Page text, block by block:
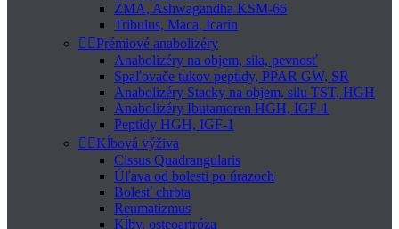
ZMA, Ashwagandha KSM-66
Tribulus, Maca, Icarin
 Prémiové anabolizéry
Anabolizéry na objem, sila, pevnosť
Spaľovače tukov peptidy, PPAR GW, SR
Anabolizéry Stacky na objem, silu TST, HGH
Anabolizéry Ibutamoren HGH, IGF-1
Peptidy HGH, IGF-1
 Kĺbová výživa
Cissus Quadrangularis
Úľava od bolesti po úrazoch
Bolesť chrbta
Reumatizmus
Kĺby, osteoartróza